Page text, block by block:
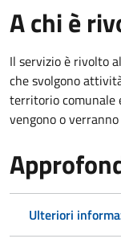
A chi è
Il servizio è rivolto
che svolgono
territorio comunale
vengono o
Ulteriori